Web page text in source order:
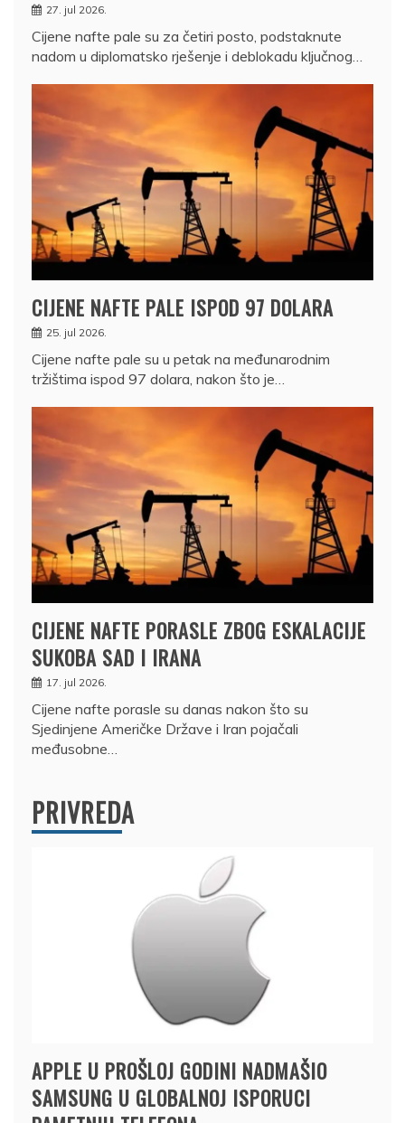
27. jul 2026.
Cijene nafte pale su za četiri posto, podstaknute
nadom u diplomatsko rješenje i deblokadu ključnog…
CIJENE NAFTE PALE ISPOD 97 DOLARA
25. jul 2026.
Cijene nafte pale su u petak na međunarodnim
tržištima ispod 97 dolara, nakon što je…
CIJENE NAFTE PORASLE ZBOG ESKALACIJE
SUKOBA SAD I IRANA
17. jul 2026.
Cijene nafte porasle su danas nakon što su
Sjedinjene Američke Države i Iran pojačali
međusobne…
PRIVREDA
APPLE U PROŠLOJ GODINI NADMAŠIO
SAMSUNG U GLOBALNOJ ISPORUCI